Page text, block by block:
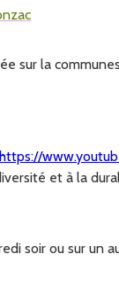
sur la
https://
et à la
soir ou sur un